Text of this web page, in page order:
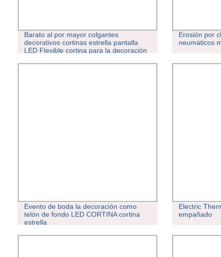
Barato al por mayor colgantes
decorativos cortinas estrella pantalla
LED Flexible cortina para la decoración
Erosión por
neumáticos
Evento de boda la decoración como
telón de fondo LED CORTINA cortina
estrella
Electric
empañado